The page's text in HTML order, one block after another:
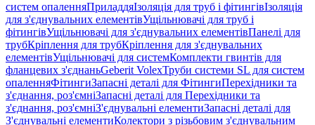
систем опаленняПриладдяІзоляція для труб і фітингівІзоляція
для з'єднувальних елементівУщільнювачі для труб і
фітингівУщільнювачі для з'єднувальних елементівПанелі для
трубКріплення для трубКріплення для з'єднувальних
елементівУщільнювачі для системКомплекти гвинтів для
фланцевих з'єднаньGeberit VolexТруби системи SL для систем
опаленняФітингиЗапасні деталі для ФітингиПерехідники та
з'єднання, роз'ємніЗапасні деталі для Перехідники та
з'єднання, роз'ємніЗ'єднувальні елементиЗапасні деталі для
З'єднувальні елементиКолектори з різьбовим з'єднувальним